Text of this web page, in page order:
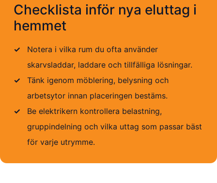
Checklista inför nya eluttag i
hemmet
✓
Notera i vilka rum du ofta använder
skarvsladdar, laddare och tillfälliga lösningar.
✓
Tänk igenom möblering, belysning och
arbetsytor innan placeringen bestäms.
✓
Be elektrikern kontrollera belastning,
gruppindelning och vilka uttag som passar bäst
för varje utrymme.